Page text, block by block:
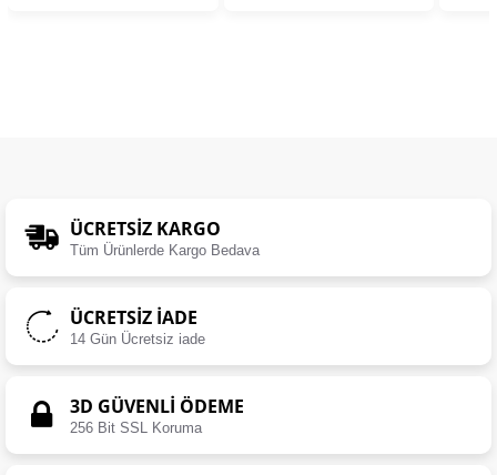
ÜCRETSIZ KARGO
Tüm Ürünlerde Kargo Bedava
ÜCRETSIZ İADE
14 Gün Ücretsiz iade
3D GÜVENLİ ÖDEME
256 Bit SSL Koruma